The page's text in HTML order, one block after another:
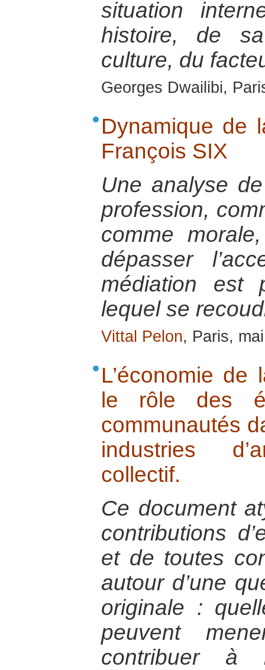
situation
histoire, de
culture, du
Georges Dwailibi,
Dynamique de
François SIX
Une analyse
profession,
comme
dépasser
médiation est
lequel se
Vittal Pelon, Paris,
L’économie
le rôle des
communautés
industries
collectif.
Ce document
contributions
et de toutes
autour d’une
originale :
peuvent
contribuer à